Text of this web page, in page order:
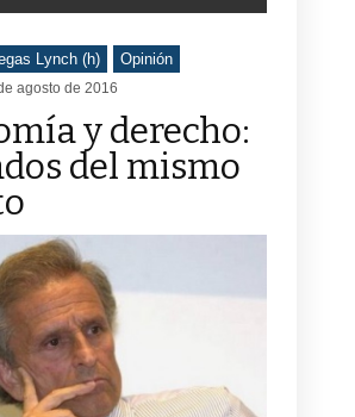
Lynch (h) Opinión
agosto de 2016
y derecho:
del mismo